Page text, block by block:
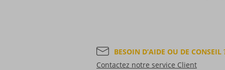
BESOIN D’AIDE OU DE CONSEIL
Contactez notre service Client